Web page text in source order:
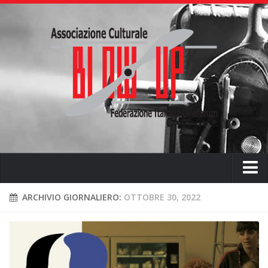
Home
L’ associazione
L’attività didattica
ARCHIVIO GIORNALIERO: OTTOBRE 30, 2022